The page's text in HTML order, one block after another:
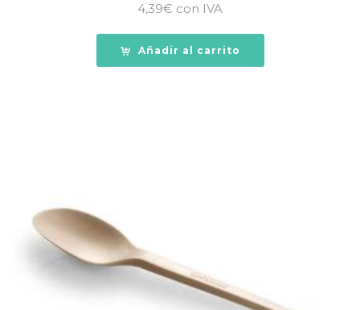
4,39€ con IVA
Añadir al carrito